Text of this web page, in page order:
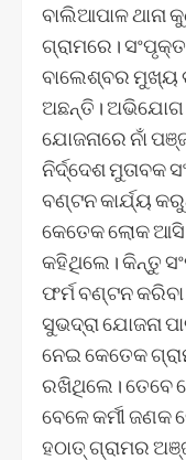
ବାଲିଆପାଳ ଥାନା
ଗ୍ରାମରେ।
ବାଲେଶ୍ବର ମୁଖ୍ୟ
ଅଛନ୍ତି। ଅଭିଯୋଗ
ଯୋଜନାରେ ନାଁ
ନିର୍ଦ୍ଦେଶ ମୁତାବକ
ବଣ୍ଟନ କାର୍ଯ୍ୟ
କେତେକ ଲୋକ
କହିଥିଲେ। କିନ୍ତୁ
ଫର୍ମ ବଣ୍ଟନ
ସୁଭଦ୍ରା ଯୋଜନା
ନେଇ କେତେକ
ରଖିଥିଲେ। ତେବେ
ବେଳେ କର୍ମୀ ଜଣକ
ହଠାତ୍‌ ଗ୍ରାମର